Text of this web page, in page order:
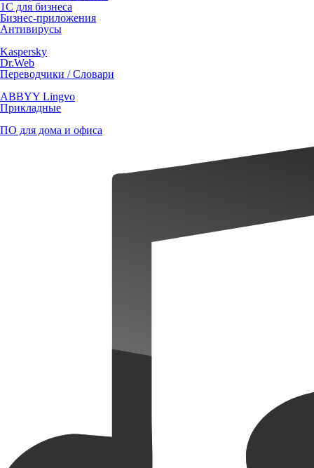
1С для бизнеса
Бизнес-приложения
Антивирусы
Kaspersky
Dr.Web
Переводчики / Словари
ABBYY Lingvo
Прикладные
ПО для дома и офиса